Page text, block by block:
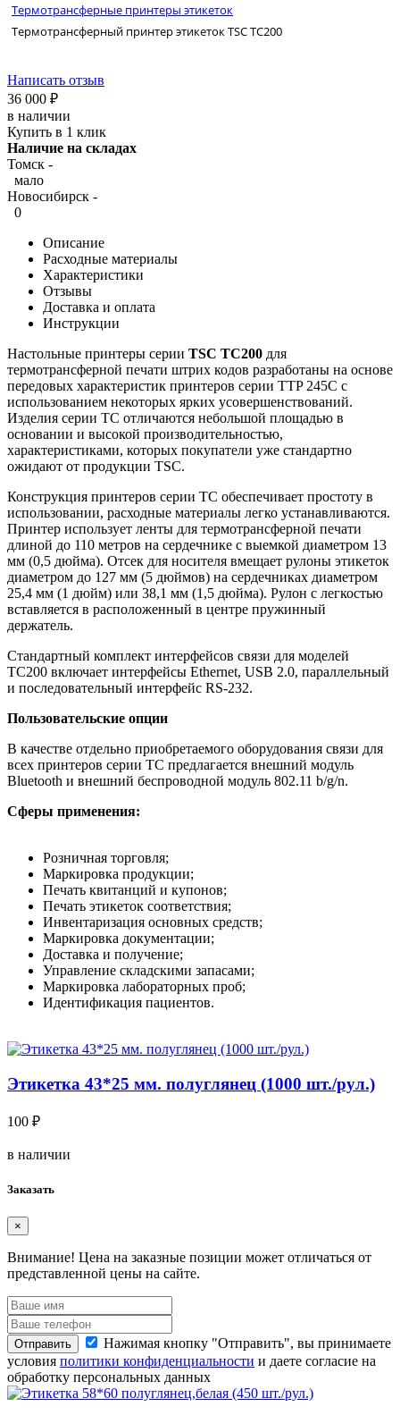
Термотрансферные принтеры этикеток
Термотрансферный принтер этикеток TSC TC200
Написать отзыв
36 000 ₽
в наличии
Купить в 1 клик
Наличие на складах
Томск -
мало
Новосибирск -
0
Описание
Расходные материалы
Характеристики
Отзывы
Доставка и оплата
Инструкции
Настольные принтеры серии TSC TC200 для
термотрансферной печати штрих кодов разработаны на основе
передовых характеристик принтеров серии TTP 245C с
использованием некоторых ярких усовершенствований.
Изделия серии TC отличаются небольшой площадью в
основании и высокой производительностью,
характеристиками, которых покупатели уже стандартно
ожидают от продукции TSC.
Конструкция принтеров серии TC обеспечивает простоту в
использовании, расходные материалы легко устанавливаются.
Принтер использует ленты для термотрансферной печати
длиной до 110 метров на сердечнике с выемкой диаметром 13
мм (0,5 дюйма). Отсек для носителя вмещает рулоны этикеток
диаметром до 127 мм (5 дюймов) на сердечниках диаметром
25,4 мм (1 дюйм) или 38,1 мм (1,5 дюйма). Рулон с легкостью
вставляется в расположенный в центре пружинный
держатель.
Стандартный комплект интерфейсов связи для моделей
TC200 включает интерфейсы Ethernet, USB 2.0, параллельный
и последовательный интерфейс RS-232.
Пользовательские опции
В качестве отдельно приобретаемого оборудования связи для
всех принтеров серии TC предлагается внешний модуль
Bluetooth и внешний беспроводной модуль 802.11 b/g/n.
Сферы применения:
Розничная торговля;
Маркировка продукции;
Печать квитанций и купонов;
Печать этикеток соответствия;
Инвентаризация основных средств;
Маркировка документации;
Доставка и получение;
Управление складскими запасами;
Маркировка лабораторных проб;
Идентификация пациентов.
Этикетка 43*25 мм. полуглянец (1000 шт./рул.)
100 ₽
в наличии
Заказать
×
Внимание! Цена на заказные позиции может отличаться от
представленной цены на сайте.
Отправить
Нажимая кнопку "Отправить", вы принимаете
условия политики конфиденциальности и даете согласие на
обработку персональных данных